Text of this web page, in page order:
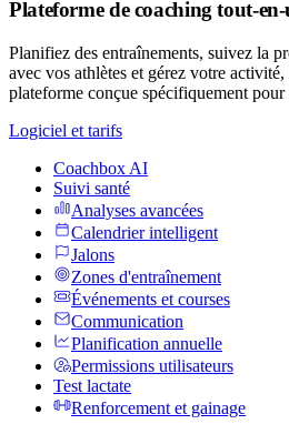
Plateforme de coaching tout-
Planifiez des entraînements, suivez la
avec vos athlètes et gérez votre
plateforme conçue spécifiquement pour
Logiciel et tarifs
Coachbox AI
Suivi santé
Analyses avancées
Calendrier intelligent
Jalons
Zones d'entraînement
Événements et courses
Communication
Planification annuelle
Permissions utilisateurs
Test lactate
Renforcement et gainage